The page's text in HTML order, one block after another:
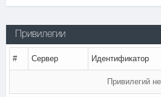
Привилегии
# Сервер Идентификатор
Привилегий